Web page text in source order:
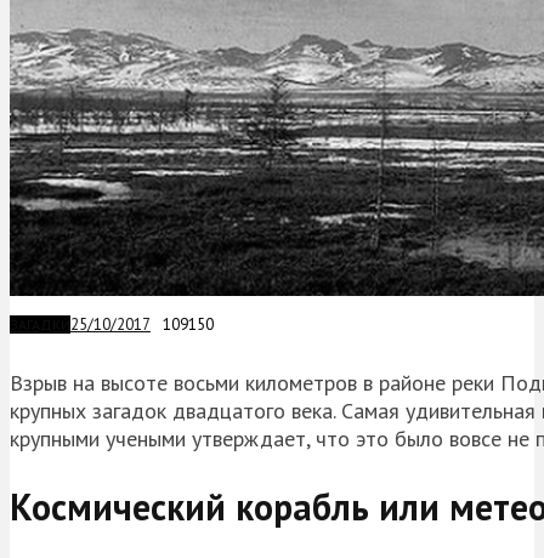
25/10/2017 109150
Взрыв на высоте восьми километров в районе реки
крупных загадок двадцатого века. Самая
крупными учеными утверждает, что это было вовсе не
Космический корабль или